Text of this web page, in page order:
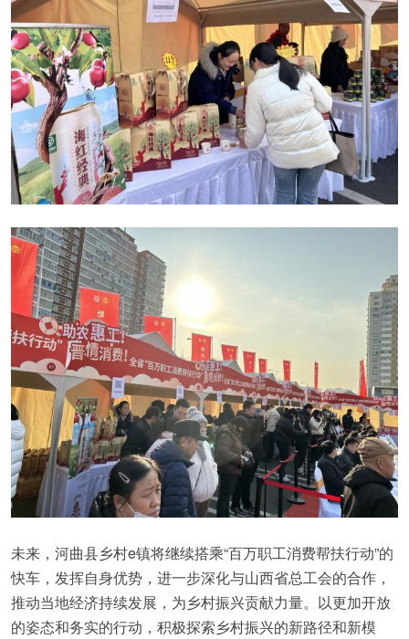
未来，河曲县乡村e镇将继续搭乘“百万职工消费帮扶行动”的
快车，发挥自身优势，进一步深化与山西省总工会的合作，
推动当地经济持续发展，为乡村振兴贡献力量。以更加开放
的姿态和务实的行动，积极探索乡村振兴的新路径和新模